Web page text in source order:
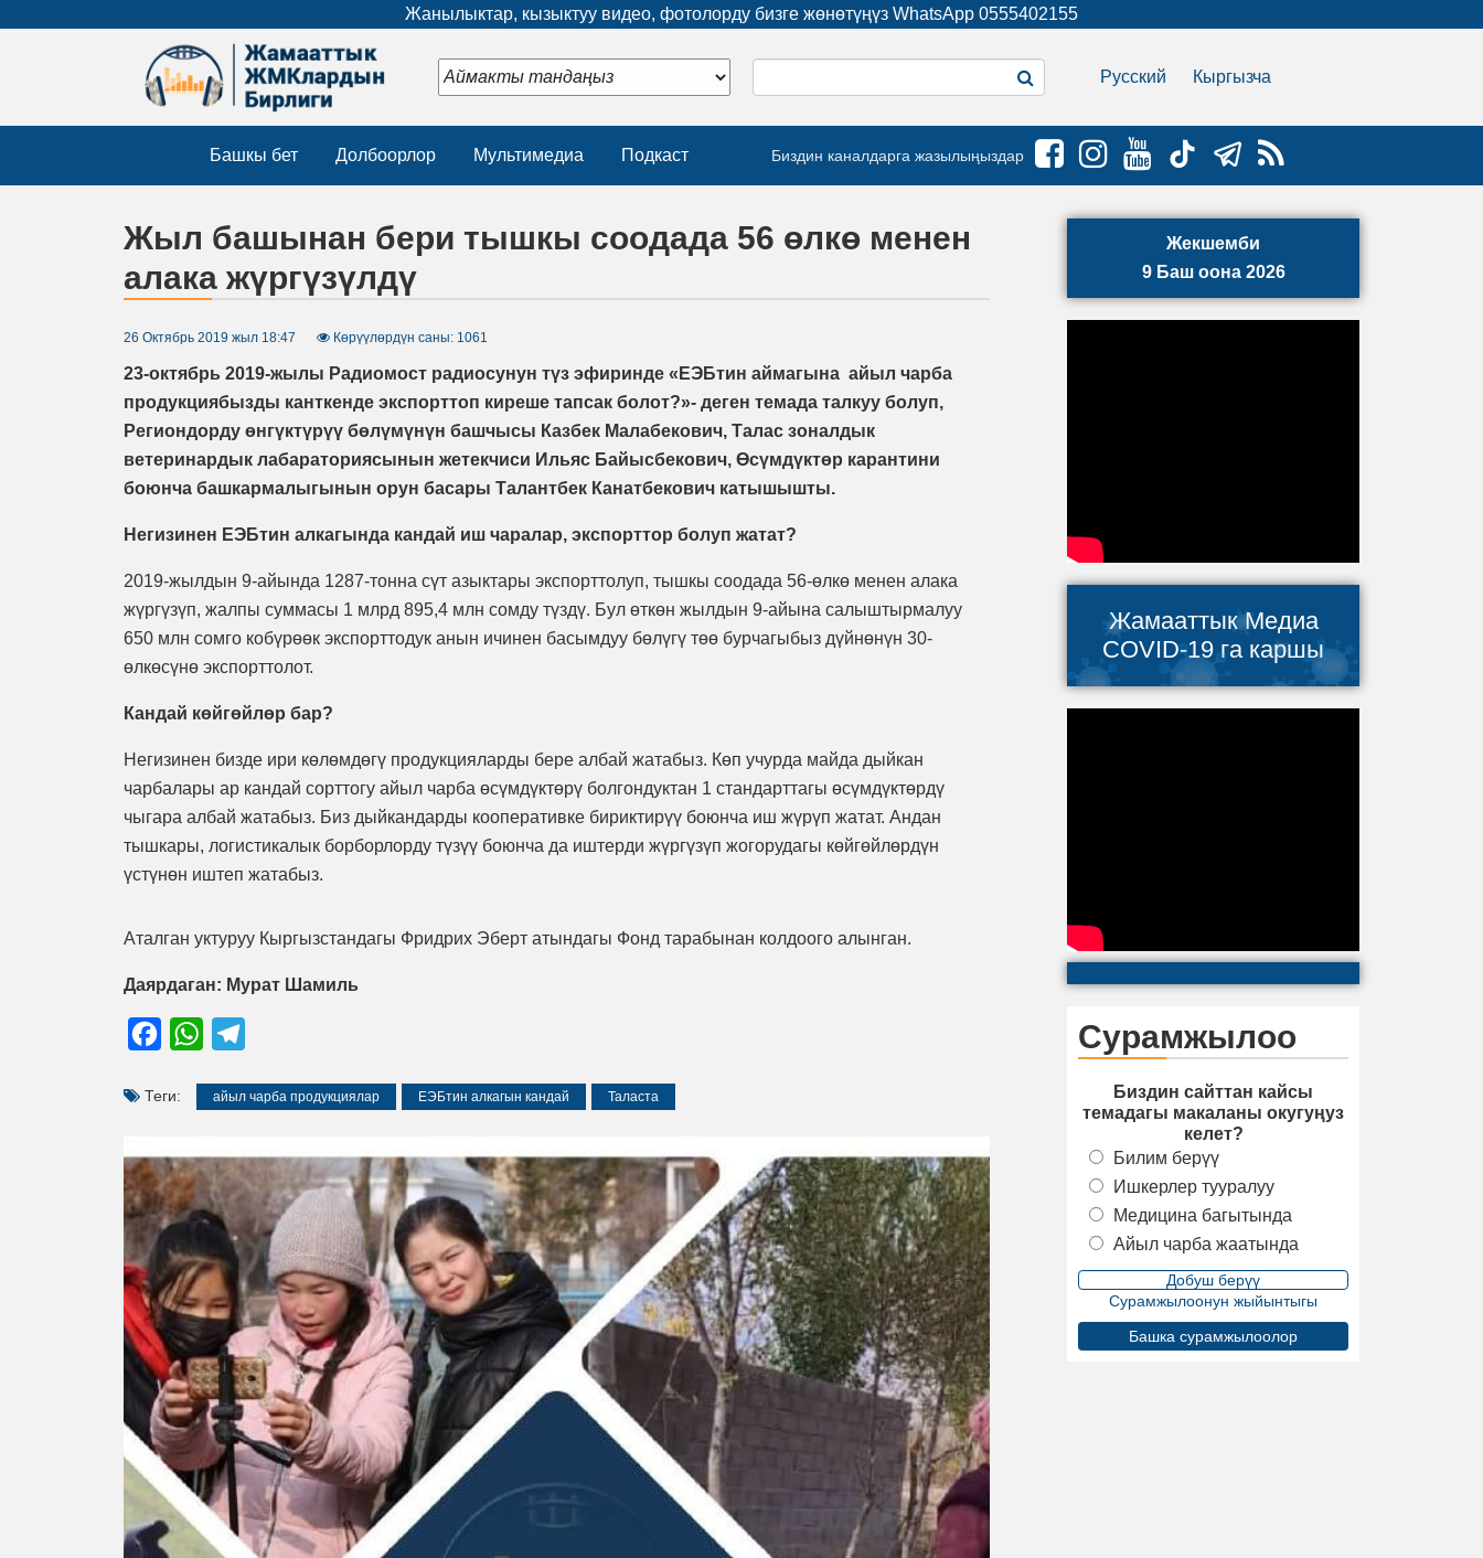
Жанылыктар, кызыктуу видео, фотолорду бизге жөнөтүңүз WhatsApp 0555402155
Русский Кыргызча
Башкы бет Долбоорлор Мультимедиа Подкаст Биздин каналдарга жазылыңыздар
Жыл башынан бери тышкы соодада 56 өлкө менен
алака жүргүзүлдү
26 Октябрь 2019 жыл 18:47 Көрүүлөрдүн саны: 1061
23-октябрь 2019-жылы Радиомост радиосунун түз эфиринде «ЕЭБтин аймагына айыл чарба
продукциябызды канткенде экспорттоп киреше тапсак болот?»- деген темада талкуу болуп,
Региондорду өнгүктүрүү бөлүмүнүн башчысы Казбек Малабекович, Талас зоналдык
ветеринардык лабараториясынын жетекчиси Ильяс Байысбекович, Өсүмдүктөр карантини
боюнча башкармалыгынын орун басары Талантбек Канатбекович катышышты.
Негизинен ЕЭБтин алкагында кандай иш чаралар, экспорттор болуп жатат?
2019-жылдын 9-айында 1287-тонна сүт азыктары экспорттолуп, тышкы соодада 56-өлкө менен алака
жүргүзүп, жалпы суммасы 1 млрд 895,4 млн сомду түздү. Бул өткөн жылдын 9-айына салыштырмалуу
650 млн сомго кобүрөөк экспорттодук анын ичинен басымдуу бөлүгү төө бурчагыбыз дүйнөнүн 30-
өлкөсүнө экспорттолот.
Кандай көйгөйлөр бар?
Негизинен бизде ири көлөмдөгү продукцияларды бере албай жатабыз. Көп учурда майда дыйкан
чарбалары ар кандай сорттогу айыл чарба өсүмдүктөрү болгондуктан 1 стандарттагы өсүмдүктөрдү
чыгара албай жатабыз. Биз дыйкандарды кооперативке бириктирүү боюнча иш жүрүп жатат. Андан
тышкары, логистикалык борборлорду түзүү боюнча да иштерди жүргүзүп жогорудагы көйгөйлөрдүн
үстүнөн иштеп жатабыз.
Аталган уктуруу Кыргызстандагы Фридрих Эберт атындагы Фонд тарабынан колдоого алынган.
Даярдаган: Мурат Шамиль
FacebookWhatsApp
Теги: айыл чарба продукциялар ЕЭБтин алкагын кандай Таласта
Жекшемби
9 Баш оона 2026
Жамааттык Медиа
COVID-19 га каршы
Сурамжылоо
Биздин сайттан кайсы
темадагы макаланы окугуңуз
келет?
Билим берүү
Ишкерлер тууралуу
Медицина багытында
Айыл чарба жаатында
Сурамжылоонун жыйынтыгы
Башка сурамжылоолор